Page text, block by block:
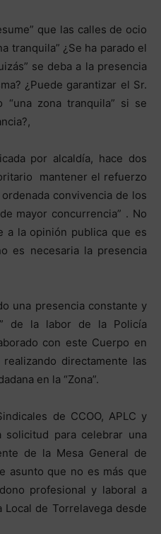
que las calles de ocio
tranquila” ¿Se ha parado el
se deba a la presencia
¿Puede garantizar el Sr.
“una zona tranquila” si se
por alcaldía, hace dos
mantener el refuerzo
convivencia de los
mayor concurrencia” . No
a la opinión publica que es
es necesaria la presencia
una presencia constante y
de la labor de la Policía
con este Cuerpo en
directamente las
en la “Zona”.
de CCOO, APLC y
solicitud para celebrar una
de la Mesa General de
asunto que no es más que
profesional y laboral a
de Torrelavega desde